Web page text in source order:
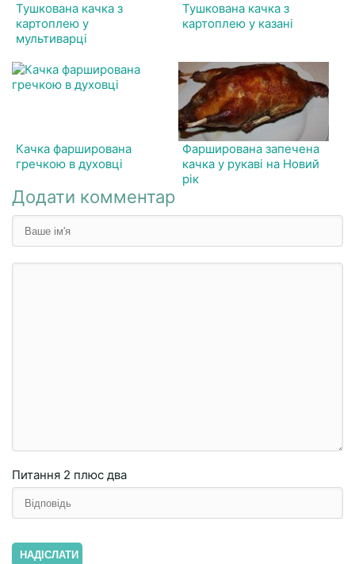
Тушкована качка з
картоплею у
мультиварці
Тушкована качка з
картоплею у казані
Качка фарширована
гречкою в духовці
Фарширована запечена
качка у рукаві на Новий
рік
Додати комментар
Питання 2 плюc двa
НАДІСЛАТИ